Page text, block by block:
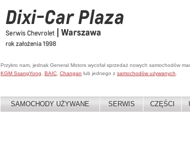
Przykro nam, jednak General Motors wycofał sprzedaż nowych samochodów
KGM SsangYong
BAIC Changan lub jednego z samochodów używanych
SAMOCHODY UŻYWANE SERWIS CZĘŚCI